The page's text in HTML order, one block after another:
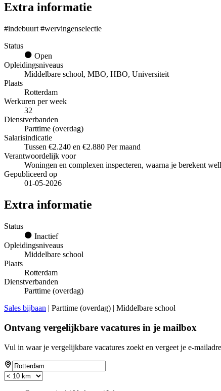
Extra informatie
#indebuurt #wervingenselectie
Status
Open
Opleidingsniveaus
Middelbare school, MBO, HBO, Universiteit
Plaats
Rotterdam
Werkuren per week
32
Dienstverbanden
Parttime (overdag)
Salarisindicatie
Tussen €2.240 en €2.880 Per maand
Verantwoordelijk voor
Woningen en complexen inspecteren, waarna je berekent
Gepubliceerd op
01-05-2026
Extra informatie
Status
Inactief
Opleidingsniveaus
Middelbare school
Plaats
Rotterdam
Dienstverbanden
Parttime (overdag)
Sales bijbaan | Parttime (overdag) | Middelbare school
Ontvang vergelijkbare vacatures in je mailbox
Vul in waar je vergelijkbare vacatures zoekt en vergeet je e-